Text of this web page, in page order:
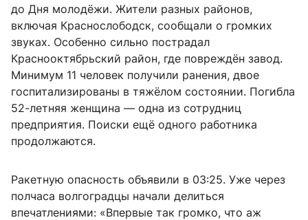
до Дня молодёжи. Жители разных районов,
включая Краснослободск, сообщали о громких
звуках. Особенно сильно пострадал
Краснооктябрьский район, где повреждён завод.
Минимум 11 человек получили ранения, двое
госпитализированы в тяжёлом состоянии. Погибла
52-летняя женщина — одна из сотрудниц
предприятия. Поиски ещё одного работника
продолжаются.
Ракетную опасность объявили в 03:25. Уже через
полчаса волгоградцы начали делиться
впечатлениями: «Впервые так громко, что аж